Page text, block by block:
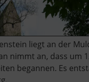
liegt an der
nimmt an, dass um
begannen. Es